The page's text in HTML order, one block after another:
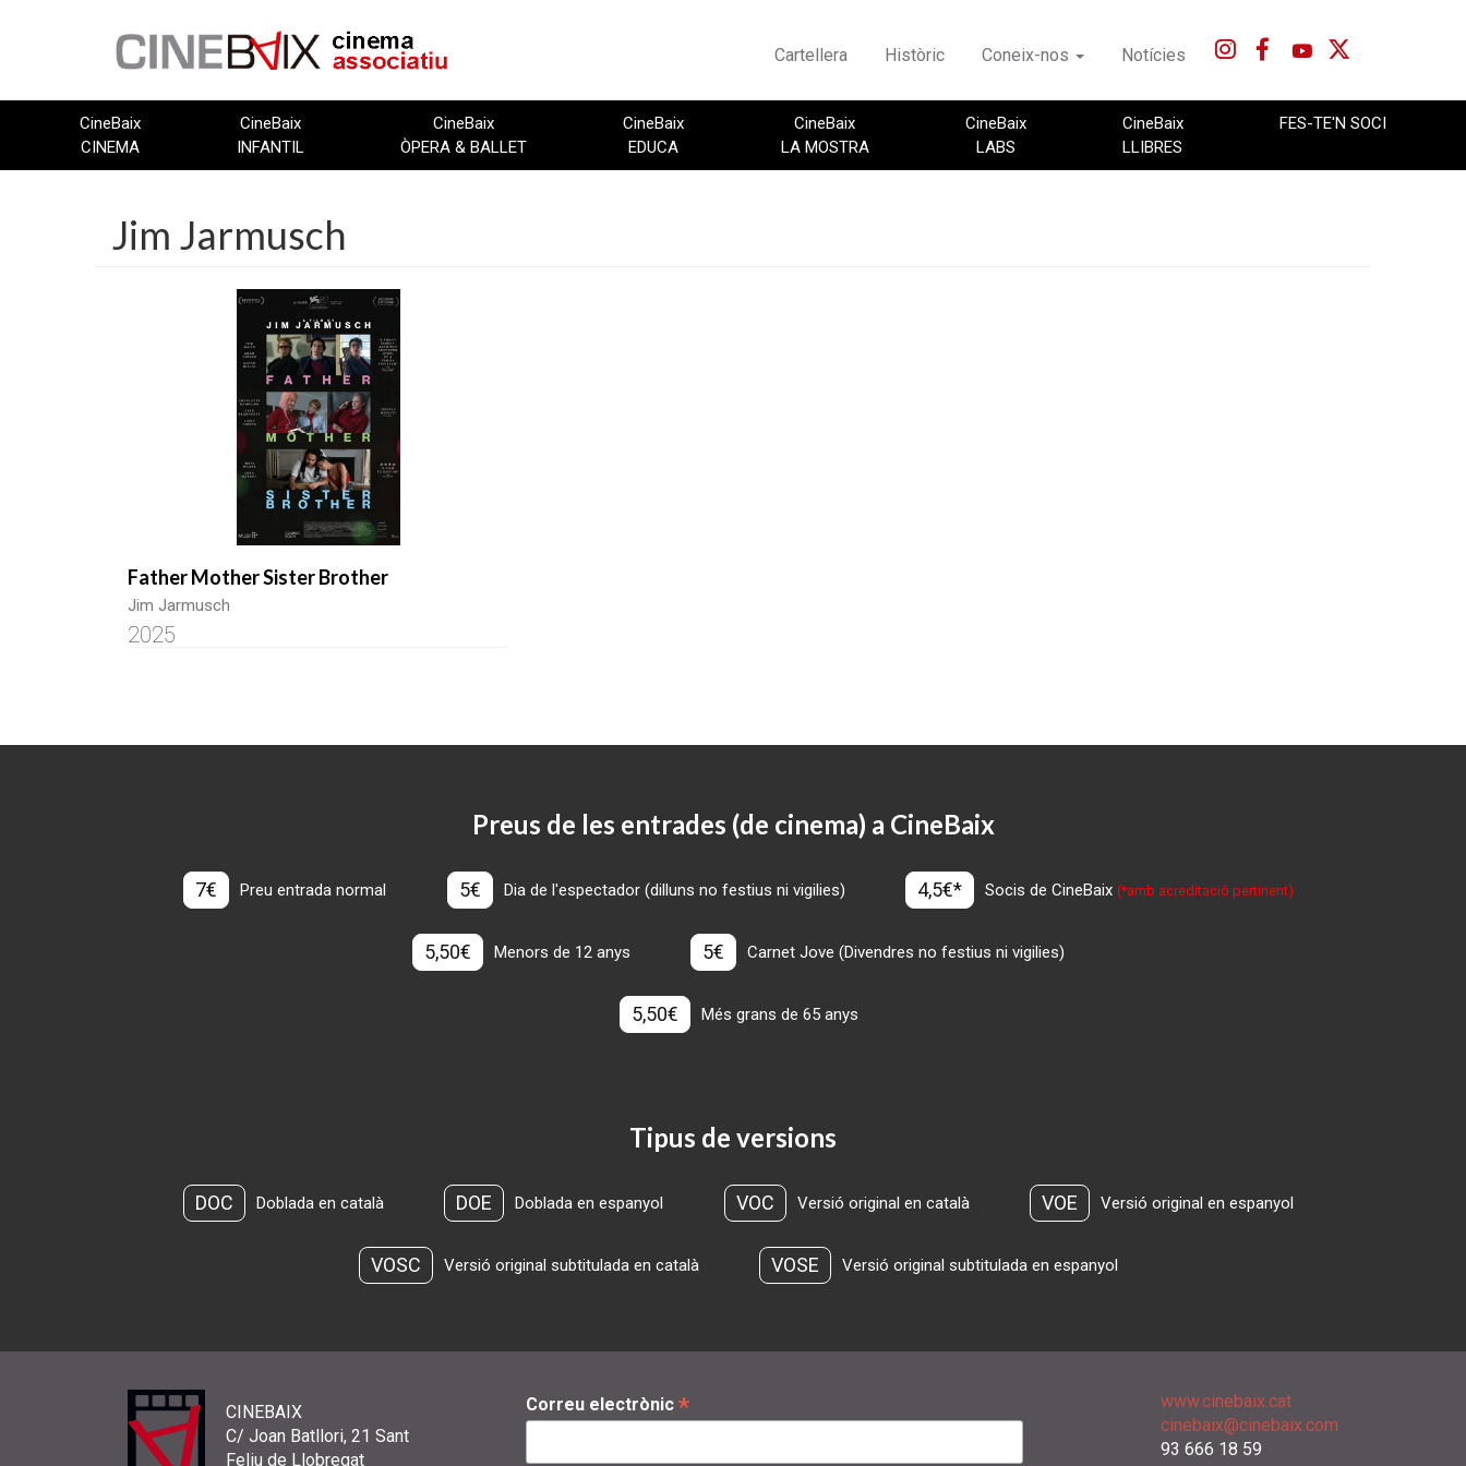
Cartellera Històric Coneix-nos Notícies
CineBaix
CINEMA
CineBaix
INFANTIL
CineBaix
ÒPERA & BALLET
CineBaix
EDUCA
CineBaix
LA MOSTRA
CineBaix
LABS
CineBaix
LLIBRES
FES-TE'N SOCI
Jim Jarmusch
Father Mother Sister Brother
Jim Jarmusch
2025
Preus de les entrades (de cinema) a CineBaix
7€ Preu entrada normal 5€ Dia de l'espectador (dilluns no festius ni vigilies) 4,5€* Socis de CineBaix(*amb acreditació pertinent)
5,50€ Menors de 12 anys 5€ Carnet Jove (Divendres no festius ni vigilies)
5,50€ Més grans de 65 anys
Tipus de versions
DOC Doblada en català DOE Doblada en espanyol VOC Versió original en català VOE Versió original en espanyol
VOSC Versió original subtitulada en català VOSE Versió original subtitulada en espanyol
CINEBAIX
C/ Joan Batllori, 21 Sant
Feliu de Llobregat
Correu electrònic *
www.cinebaix.cat
cinebaix@cinebaix.com
93 666 18 59